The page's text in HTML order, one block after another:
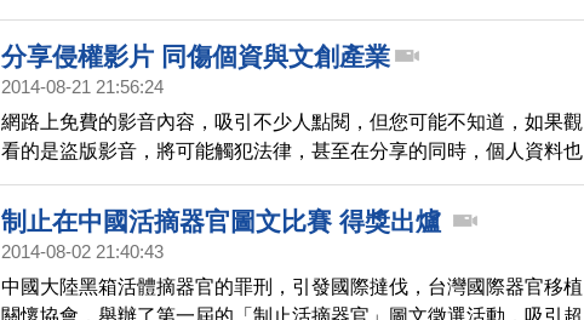
未來也會陪著每一任總統，一起上班。
分享侵權影片 同傷個資與文創產業
2014-08-21 21:56:24
網路上免費的影音內容，吸引不少人點閱，但您可能不知道，如果觀
看的是盜版影音，將可能觸犯法律，甚至在分享的同時，個人資料也
跟著發送出去了。
制止在中國活摘器官圖文比賽 得獎出爐
2014-08-02 21:40:43
中國大陸黑箱活體摘器官的罪刑，引發國際撻伐，台灣國際器官移植